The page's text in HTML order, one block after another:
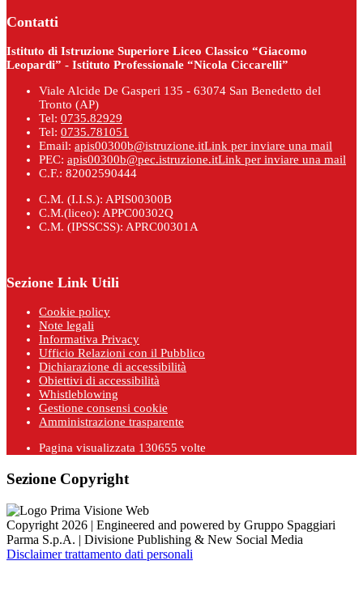
Contatti
Istituto di Istruzione Superiore Liceo Classico “Giacomo
Leopardi” - Istituto Professionale “Nicola Ciccarelli”
Viale Alcide De Gasperi 135 - 63074 San Benedetto del
Tronto (AP)
Tel: 0735.82929
Tel: 0735.781051
Email: apis00300b@istruzione.itLink per inviare una mail
PEC: apis00300b@pec.istruzione.itLink per inviare una mail
C.F.: 82002590444
C.M. (I.I.S.): APIS00300B
C.M.(liceo): APPC00302Q
C.M. (IPSSCSS): APRC00301A
Sezione Link Utili
Cookie policy
Note legali
Informativa Privacy
Ufficio Relazioni con il Pubblico
Dichiarazione di accessibilità
Obiettivi di accessibilità
Whistleblowing
Gestione consensi cookie
Amministrazione trasparente
Pagina visualizzata 130655 volte
Sezione Copyright
Copyright 2026 | Engineered and powered by Gruppo Spaggiari
Parma S.p.A. | Divisione Publishing & New Social Media
Disclaimer trattamento dati personali